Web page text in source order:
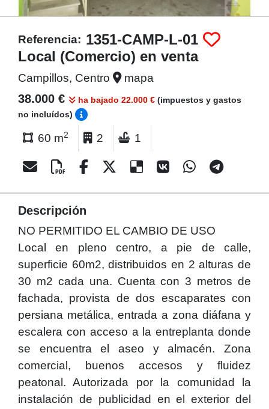
Referencia: 1351-CAMP-L-01
Local (Comercio) en venta
Campillos, Centro mapa
38.000 € ha bajado 22.000 € (impuestos y gastos
no incluídos)
60 m2 2 1
Descripción
NO PERMITIDO EL CAMBIO DE USO
Local en pleno centro, a pie de calle,
superficie 60m2, distribuidos en 2 alturas de
30 m2 cada una. Cuenta con 3 metros de
fachada, provista de dos escaparates con
persiana metálica, entrada a zona diáfana y
escalera con acceso a la entreplanta donde
se encuentra el aseo y almacén. Zona
comercial, buenos accesos y fluidez
peatonal. Autorizada por la comunidad la
instalación de publicidad en el exterior del